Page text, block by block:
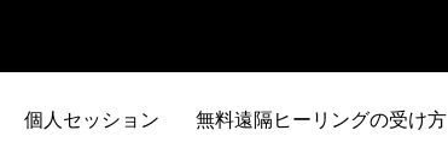
個人セッション 無料遠隔ヒーリングの受け方